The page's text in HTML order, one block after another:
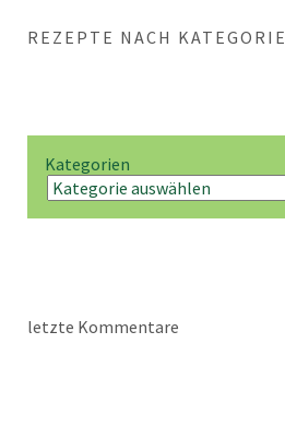
REZEPTE NACH KATEGORIE
Kategorien
letzte Kommentare